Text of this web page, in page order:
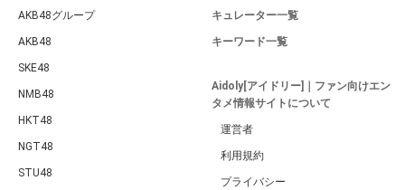
AKB48グループ
AKB48
SKE48
NMB48
HKT48
NGT48
STU48
キュレーター一覧
キーワード一覧
Aidoly[アイドリー]｜ファン向けエン
タメ情報サイトについて
運営者
利用規約
プライバシー